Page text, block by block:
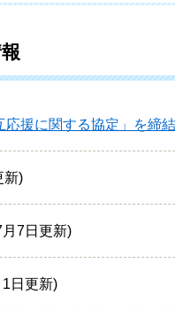
援に関する協定」を締
新
7日更新
日更新